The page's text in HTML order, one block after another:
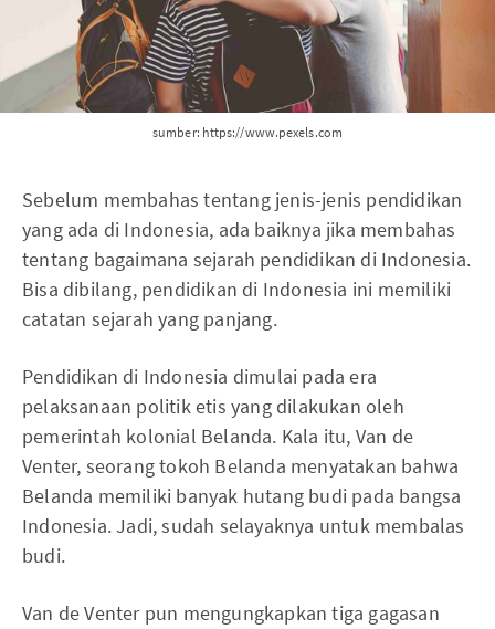
sumber: https://www.pexels.com
Sebelum membahas tentang jenis-jenis pendidikan
yang ada di Indonesia, ada baiknya jika membahas
tentang bagaimana sejarah pendidikan di Indonesia.
Bisa dibilang, pendidikan di Indonesia ini memiliki
catatan sejarah yang panjang.
Pendidikan di Indonesia dimulai pada era
pelaksanaan politik etis yang dilakukan oleh
pemerintah kolonial Belanda. Kala itu, Van de
Venter, seorang tokoh Belanda menyatakan bahwa
Belanda memiliki banyak hutang budi pada bangsa
Indonesia. Jadi, sudah selayaknya untuk membalas
budi.
Van de Venter pun mengungkapkan tiga gagasan